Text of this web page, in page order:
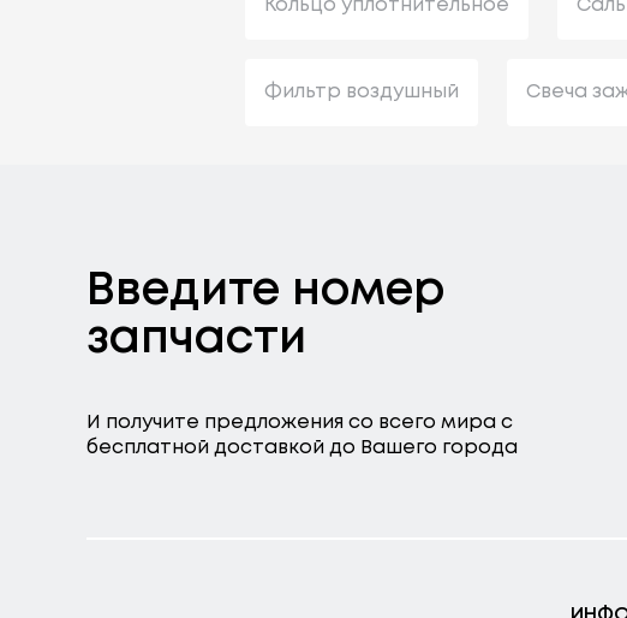
Кольцо уплотнительное
Фильтр воздушный Свеча
Введите номер
запчасти
И получите предложения со всего мира с
бесплатной доставкой до Вашего города